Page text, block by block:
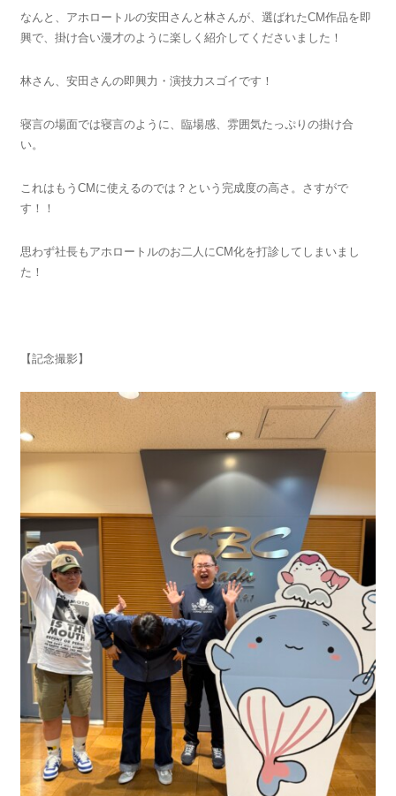
なんと、アホロートルの安田さんと林さんが、選ばれたCM作品を即
興で、掛け合い漫才のように楽しく紹介してくださいました！
林さん、安田さんの即興力・演技力スゴイです！
寝言の場面では寝言のように、臨場感、雰囲気たっぷりの掛け合
い。
これはもうCMに使えるのでは？という完成度の高さ。さすがで
す！！
思わず社長もアホロートルのお二人にCM化を打診してしまいまし
た！
【記念撮影】